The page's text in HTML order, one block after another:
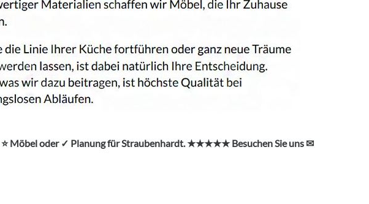
Möbel oder ✓ Planung für Straubenhardt. ★★★★★ Besuchen Sie uns ✉